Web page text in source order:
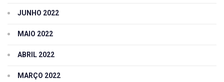
JUNHO 2022
MAIO 2022
ABRIL 2022
MARÇO 2022